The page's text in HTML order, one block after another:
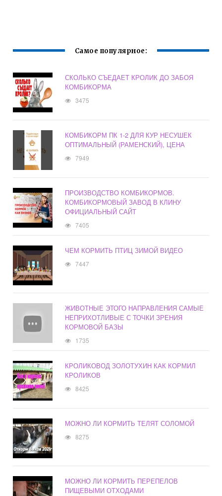
Самое популярное:
СКОЛЬКО СЪЕДАЕТ КРОЛИК ДО ЗАБОЯ
КОМБИКОРМА
3475
КОМБИКОРМ ПК 1-2 ДЛЯ КУР НЕСУШЕК
ОПТИМАЛЬНЫЙ (РАМЕНСКИЙ), ЦЕНА
7949
ПРОИЗВОДСТВО КОМБИКОРМОВ.
КОМБИКОРМОВЫЙ ЗАВОД В КЛИНУ
ОФИЦИАЛЬНЫЙ САЙТ
7405
ЧЕМ КОРМИТЬ ПТИЦ ЗИМОЙ ВИДЕО
7447
ЖИВОТНЫЕ ЭТОГО НАПРАВЛЕНИЯ САМЫЕ
НЕПРИХОТЛИВЫЕ С ТОЧКИ ЗРЕНИЯ
КОРМОВОЙ БАЗЫ
1735
КРОЛИКОВОД ЗОЛОТУХИН КАК КОРМИЛ
КРОЛИКОВ
8425
МОЖНО ЛИ КОРМИТЬ ТЕЛЯТ СОЛОМОЙ
8275
МОЖНО ЛИ КОРМИТЬ ПЕРЕПЕЛОВ
ПИЩЕВЫМИ ОТХОДАМИ